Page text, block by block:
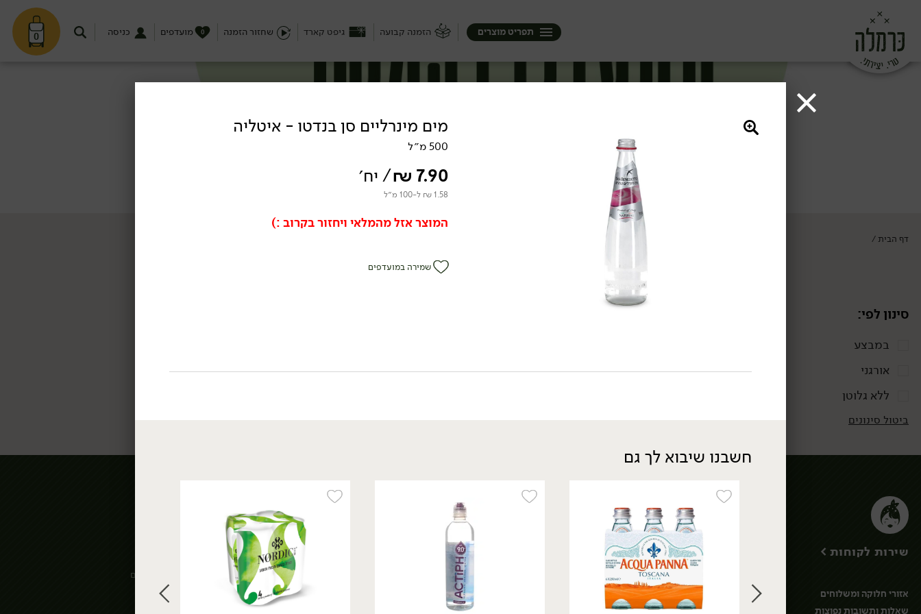
0 הזמנה קבועה גיפט קארד שחזור הזמנה מועדפים 0 כניסה תפריט מוצרים
דף הבית /
סינון לפי:
במבצע
אורגני
ללא גלוטן
ביטול סינונים
מים מינרליים סן בנדטו - איטליה
500 מ״ל
7.90
₪/ יח׳
1.58 ₪ ל-100 מ״ל
המוצר אזל מהמלאי ויחזור בקרוב :)
שמירה במועדפים
חשבנו שיבוא לך גם
ירקות גינה
ירק ועשבי תיבול
חסות נבטים ועלי
מיקרו
פטריות
ירקות מוקפאים
בסטה עולמית
בסטה איטליה
מזרח ומערב
אמריקה!
האוכל של אמא
סלטים מעולים
דגים מעושנים
וכבושים
נקניקים ונקניקיות
דליקטסים
דגני בוקר וחטיפים
שירות לקוחות >
אזורי חלוקה ומשלוחים
שאלות ותשובות נפוצות